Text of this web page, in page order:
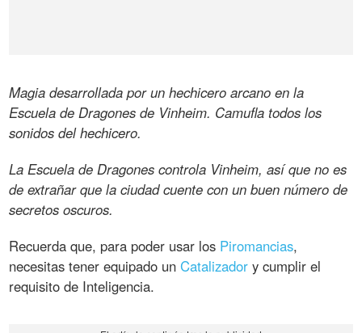
Magia desarrollada por un hechicero arcano en la
Escuela de Dragones de Vinheim. Camufla todos los
sonidos del hechicero.
La Escuela de Dragones controla Vinheim, así que no es
de extrañar que la ciudad cuente con un buen número de
secretos oscuros.
Recuerda que, para poder usar los Piromancias,
necesitas tener equipado unCatalizador y cumplir el
requisito de Inteligencia.